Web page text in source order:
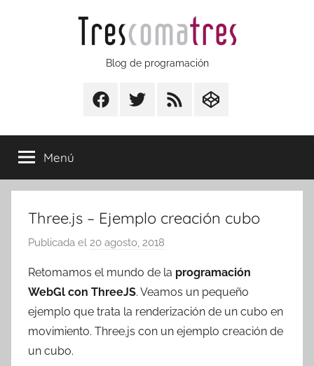
Trescomatres
Blog de programación
FacebookTwitter RSS CodepenIO
Menú
Three.js – Ejemplo creación cubo
Publicada el 20 agosto, 2018
r
T
r
e
Retomamos el mundo de la programación
WebGl con ThreeJS. Veamos un pequeño
ejemplo que trata la renderización de un cubo en
movimiento. Three.js con un ejemplo creación de
un cubo.